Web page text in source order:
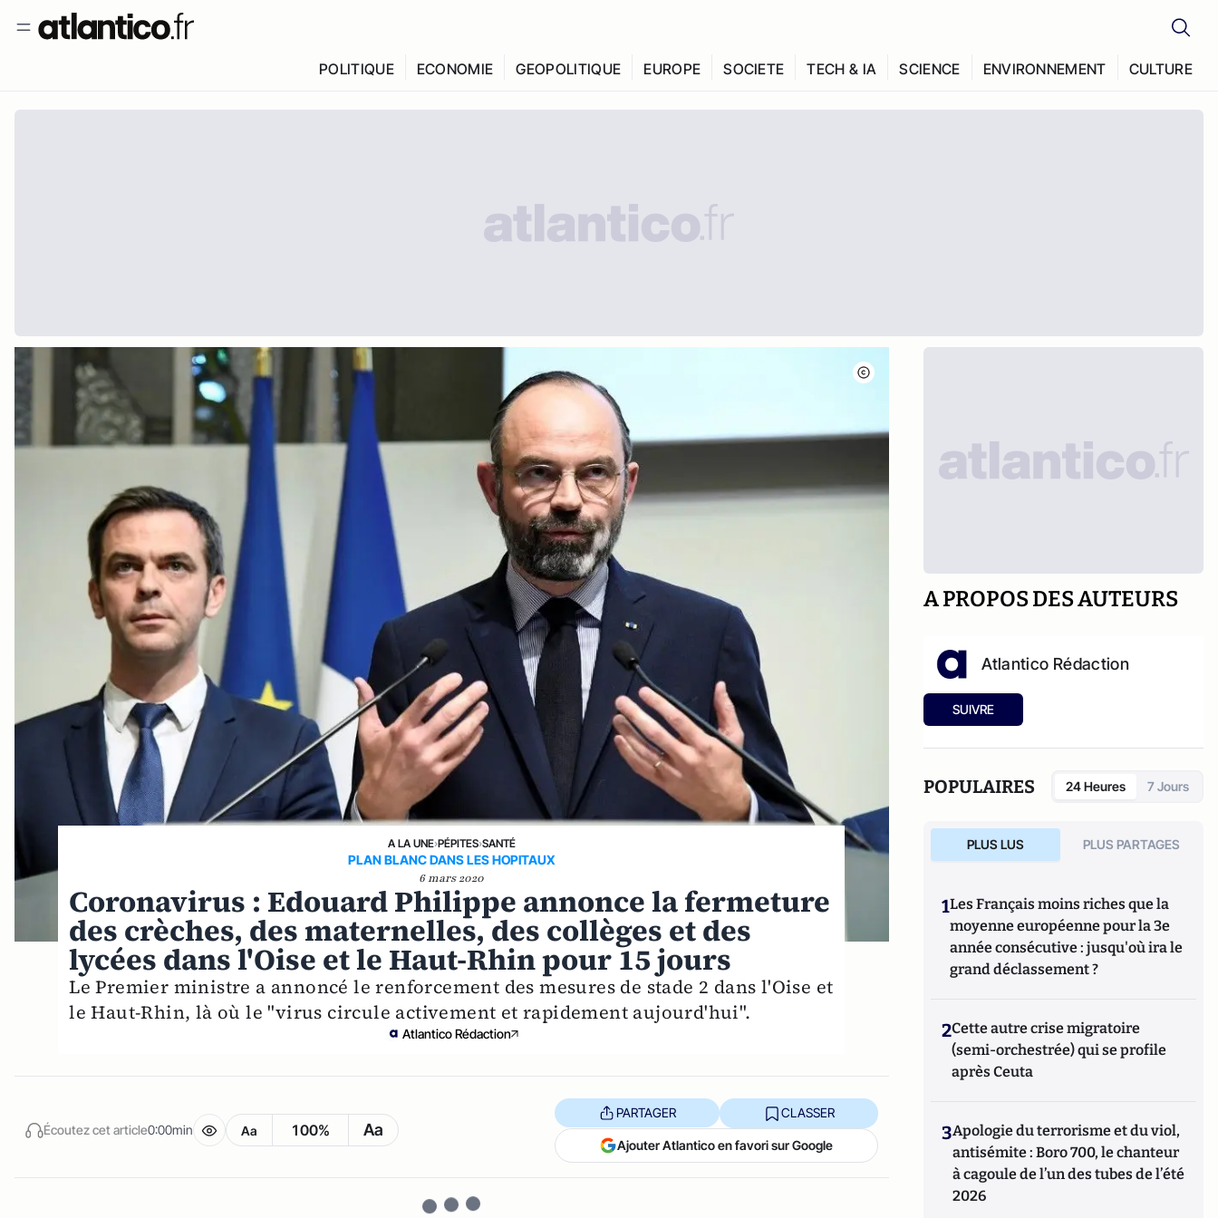
POLITIQUE ECONOMIE GEOPOLITIQUE EUROPE SOCIETE TECH & IA SCIENCE ENVIRONNEMENT CULTURE
A LA UNE›PÉPITES›SANTÉ
PLAN BLANC DANS LES HOPITAUX
6 mars 2020
Coronavirus : Edouard Philippe annonce la fermeture
des crèches, des maternelles, des collèges et des
lycées dans l'Oise et le Haut-Rhin pour 15 jours
Le Premier ministre a annoncé le renforcement des mesures de stade 2 dans l'Oise et
le Haut-Rhin, là où le "virus circule activement et rapidement aujourd'hui".
Atlantico Rédaction
Écoutez cet article0:00min Aa 100% Aa
PARTAGER CLASSER
Ajouter Atlantico en favori sur Google
A PROPOS DES AUTEURS
Atlantico Rédaction
SUIVRE
POPULAIRES 24 Heures 7 Jours
PLUS LUS PLUS PARTAGES
1Les Français moins riches que la
moyenne européenne pour la 3e
année consécutive : jusqu'où ira le
grand déclassement ?
2Cette autre crise migratoire
(semi-orchestrée) qui se profile
après Ceuta
3Apologie du terrorisme et du viol,
antisémite : Boro 700, le chanteur
à cagoule de l’un des tubes de l’été
2026